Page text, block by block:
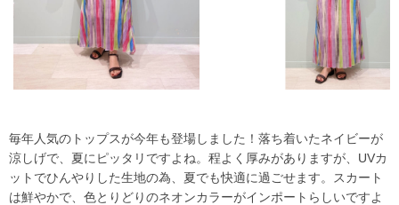
毎年人気のトップスが今年も登場しました！落ち着いたネイビーが
涼しげで、夏にピッタリですよね。程よく厚みがありますが、UVカ
ットでひんやりした生地の為、夏でも快適に過ごせます。スカート
は鮮やかで、色とりどりのネオンカラーがインポートらしいですよ